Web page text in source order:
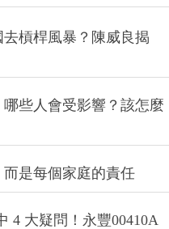
槓桿風暴？陳威良揭
哪些人會受影響？該怎麼
是每個家庭的責任
4 大疑問！永豐00410A